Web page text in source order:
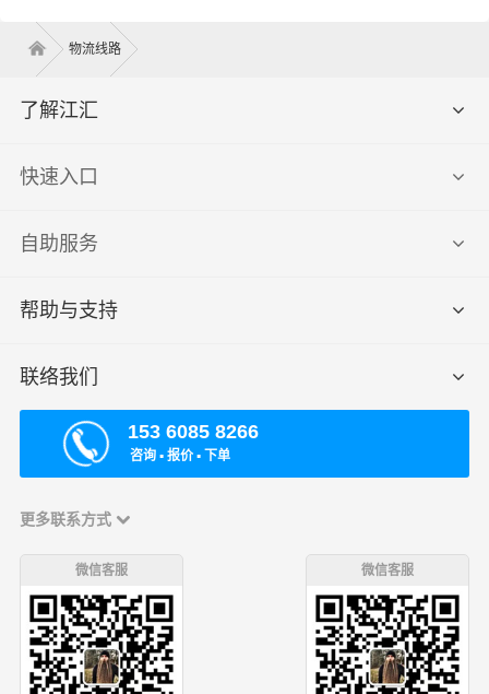
物流线路
了解江汇
快速入口
自助服务
帮助与支持
联络我们
153 6085 8266
咨询 ▪ 报价 ▪ 下单
更多联系方式
微信客服 微信客服